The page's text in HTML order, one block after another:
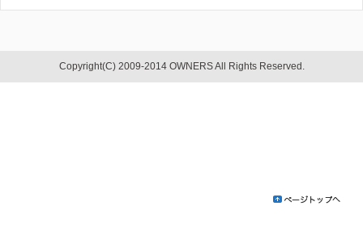
Copyright(C) 2009-2014 OWNERS All Rights Reserved.